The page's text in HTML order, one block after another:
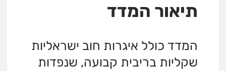
תיאור המדד
המדד כולל איגרות חוב ישראליות
שקליות בריבית קבועה, שנפדות